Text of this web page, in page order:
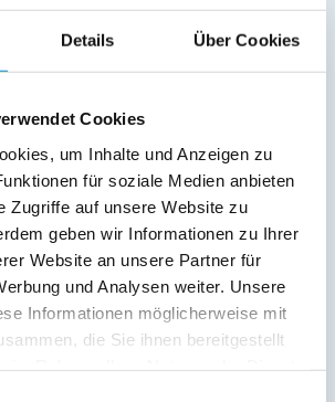
Details Über Cookies
Cookies
um Inhalte und Anzeigen zu
für soziale Medien anbieten
Zugriffe auf unsere Website zu
geben wir Informationen zu Ihrer
Website an unsere Partner für
und Analysen weiter. Unsere
Informationen möglicherweise mit
die Sie ihnen bereitgestellt
Trockner im Keller können gegen